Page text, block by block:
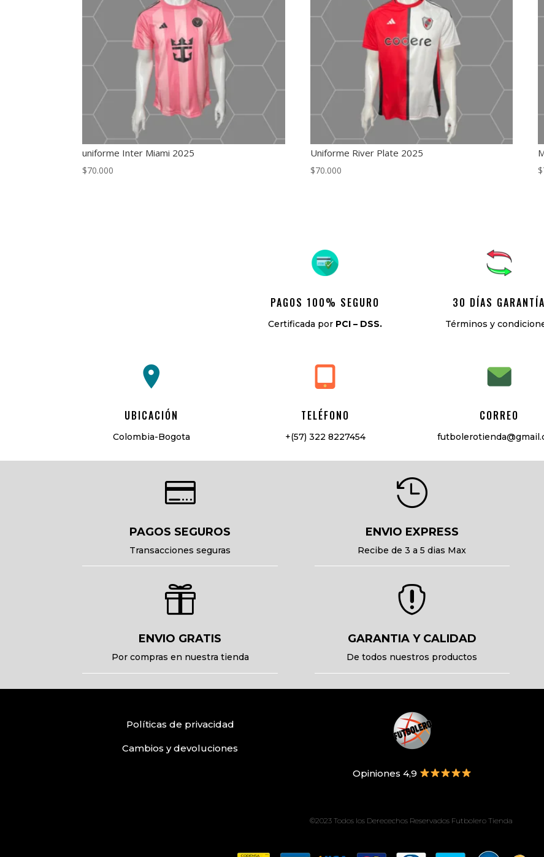
uniforme Inter Miami 2025
$70.000
Uniforme River Plate 2025
$70.000 $
PAGOS 100% SEGURO
Certificada por PCI – DSS.
30 DÍAS GARANTÍA
Términos y
UBICACIÓN
Colombia-Bogota
TELÉFONO
+(57) 322 8227454
CORREO

PAGOS SEGUROS
Transacciones seguras

ENVIO EXPRESS
Recibe de 3 a 5 dias Max

ENVIO GRATIS
Por compras en nuestra tienda

GARANTIA Y CALIDAD
De todos nuestros productos
Políticas de privacidad
Cambios y devoluciones
Opiniones 4,9
©2023 Todos los Derecechos Reservados Futbolero Tienda